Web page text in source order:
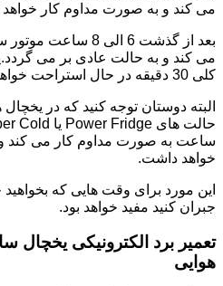
می کند و به صورت مداوم کار خواهد
بعد از گذشت 6 الی
کلی 30 دقیقه در حال استراحت خواهد بود.
البته دوستان توجه کنید که در
خواهد داشت.
این مورد برای وقت هایی که
جبران کنید مفید خواهد بود.
تعمیر برد الکترونیکی یخچال
هوایی